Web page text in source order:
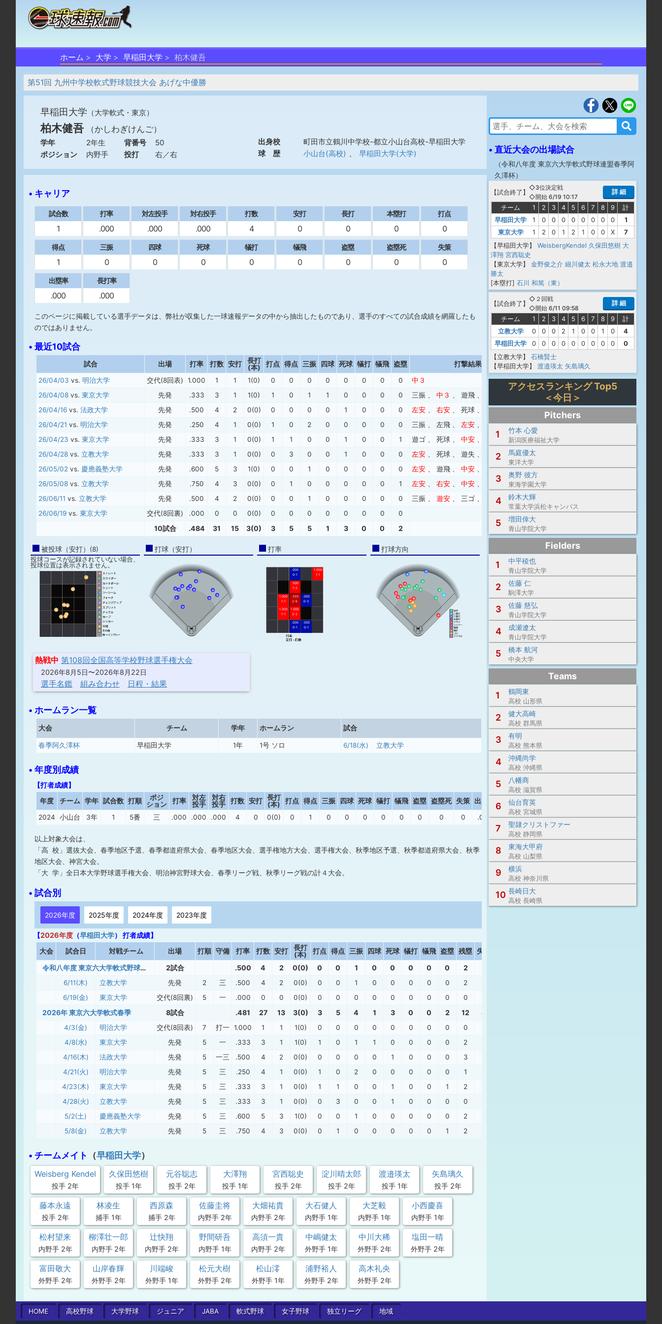
ホーム 大学 早稲田大学 柏木健吾
第51回 九州中学校軟式野球競技大会 あげな中優勝
早稲田大学 （大学軟式・東京）
柏木健吾 （かしわぎけんご）
学年 2年生 背番号
50
ポジション
内野手 投打 右／右
出身校
町田市立鶴川中学校-都立小山台高校-早稲田大学
球 歴
小山台(高校) 、 早稲田大学(大学)
• キャリア
試合数
1
打率
.000
対左投手
.000
対右投手
.000
打数
4
安打
0
長打
0
本塁打
0
打点
0
得点
1
三振
0
四球
0
死球
0
犠打
0
犠飛
0
盗塁
0
盗塁死
0
失策
0
出塁率
.000
長打率
.000
このページに掲載している選手データは、弊社が収集した一球速報データの中から抽出したものであり、選手のすべての試合成績を網羅したも
のではありません。
• 最近10試合
試合 出場 打率 打数 安打
長打
(本)
打点 得点 三振 四球 死球 犠打 犠飛 盗塁 打撃結果
26/04/03 vs. 明治大学 交代(8回表) 1.000 1 1 1(0) 0 0 0 0 0 0 0 0
中３
26/04/08 vs. 東京大学 先発 .333 3 1 1(0) 1 0 1 1 0 0 0 0 三振 中３ 遊飛
26/04/16 vs. 法政大学 先発 .500 4 2 0(0) 0 0 0 0 1 0 0 0 左安 右安 死球 一邪、左飛
26/04/21 vs. 明治大学 先発 .250 4 1 0(0) 1 0 2 0 0 0 0 0 三振 左飛 左安
三振
26/04/23 vs. 東京大学 先発 .333 3 1 0(0) 1 1 0 0 1 0 0 1 遊ゴ 死球 中安
左飛
26/04/28 vs. 立教大学 先発 .333 3 1 0(0) 0 3 0 0 1 0 0 0 左安 死球 遊失
遊ゴ
26/05/02 vs. 慶應義塾大学 先発 .600 5 3 1(0) 0 0 1 0 0 0 0 0 左安 遊飛 中安 三振、右２
26/05/08 vs. 立教大学 先発 .750 4 3 0(0) 0 1 0 0 0 0 0 1 左安 右安 中安
左飛
26/06/11 vs. 立教大学 先発 .500 4 2 0(0) 0 0 1 0 0 0 0 0 三振 遊安 三ゴ
中安
26/06/19 vs. 東京大学 交代(8回裏) .000 0 0 0(0) 0 0 0 0 0 0 0 0
10試合 .484 31 15 3(0) 3 5 5 1 3 0 0 2
被投球（安打）(8)
投球コースが記録されていない場合、
投球位置は表示されません。
打球（安打） 打率
.000
0-1
1.000
1-1
.500
1-2
1.000
1-1
.333
2-6
.000
0-3
1.000
1-1
1.000
2-2
.000
0-1
.000
0-1
打球方向
熱戦中 第108回全国高等学校野球選手権大会
2026年8月5日〜2026年8月22日
選手名鑑 組み合わせ 日程・結果
• ホームラン一覧
大会 チーム 学年 ホームラン 試合
春季阿久澤杯 早稲田大学 1年 1号 ソロ 6/18(水) 立教大学
• 年度別成績
【打者成績】
年度 チーム 学年 試合数 打順
ポジ
ション
打率
対左
投手
対右
投手
打数 安打 長打
(本)
打点 得点 三振 四球 死球 犠打 犠飛 盗塁 盗塁死 失策 出塁率 長打率
2024 小山台 3年 1 5番 三 .000 .000 .000 4 0 0(0) 0 1 0 0 0 0 0 0 0 0 .000 .000
以上対象大会は、
「高 校」選抜大会、春季地区予選、春季都道府県大会、春季地区大会、選手権地方大会、選手権大会、秋季地区予選、秋季都道府県大会、秋季
地区大会、神宮大会。
「大 学」全日本大学野球選手権大会、明治神宮野球大会、春季リーグ戦、秋季リーグ戦の計４大会。
• 試合別
2026年度 2025年度 2024年度 2023年度
【2026年度 （早稲田大学） 打者成績】
大会 試合日 対戦チーム 出場 打順 守備 打率 打数 安打
長打
(本)
打点 得点 三振 四球 死球 犠打 犠飛 盗塁 残塁 失策
令和八年度 東京六大学軟式野球連盟春季阿久澤杯 2試合 .500 4 2 0(0) 0 0 1 0 0 0 0 0 2
6/11(木) 立教大学 先発 2 三 .500 4 2 0(0) 0 0 1 0 0 0 0 0 2
6/19(金)
東京大学 交代(8回裏) 5 一 .000 0 0 0(0) 0 0 0 0 0 0 0 0 0
2026年 東京六大学軟式春季 8試合 .481 27 13 3(0) 3 5 4 1 3 0 0 2 12 4
4/3(金) 明治大学 交代(8回表) 7 打一 1.000 1 1 1(0) 0 0 0 0 0 0 0 0 0
4/8(水)
東京大学 先発 5 一 .333 3 1 1(0) 1 0 1 1 0 0 0 0 2
4/16(木)
法政大学 先発 5 一三 .500 4 2 0(0) 0 0 0 0 1 0 0 0 3
4/21(火)
明治大学 先発 5 三 .250 4 1 0(0) 1 0 2 0 0 0 0 0 1
4/23(木)
東京大学 先発 5 三 .333 3 1 0(0) 1 1 0 0 1 0 0 1 2
4/28(火)
立教大学 先発 5 三 .333 3 1 0(0) 0 3 0 0 1 0 0 0 0
5/2(土)
慶應義塾大学 先発 5 三 .600 5 3 1(0) 0 0 1 0 0 0 0 0 2
5/8(金)
立教大学 先発 5 三 .750 4 3 0(0) 0 1 0 0 0 0 0 1 2
• チームメイト （早稲田大学）
Weisberg Kendel
投手 2年
久保田悠樹
投手 1年
元谷聡志
投手 2年
大澤翔
投手 1年
宮西聡史
投手 2年
淀川晴太郎
投手 2年
渡邉瑛太
投手 1年
矢島璃久
投手 2年
藤本永遠
投手 2年
林凌生
捕手 1年
西原森
捕手 2年
佐藤圭将
内野手 2年
大畑祐貴
内野手 2年
大石健人
内野手 1年
大芝毅
内野手 1年
小西慶喜
内野手 1年
松村望来
内野手 2年
柳澤壮一郎
内野手 2年
辻快翔
内野手 2年
野間研吾
内野手 1年
高須一貴
内野手 2年
中嶋健太
外野手 1年
中川大稀
外野手 2年
塩田一晴
外野手 2年
富田敬大
外野手 2年
山岸春輝
外野手 2年
川端峻
外野手 1年
松元大樹
外野手 2年
松山澪
外野手 1年
浦野裕人
外野手 2年
高木礼央
外野手 2年
• 直近大会の出場試合
（令和八年度 東京六大学軟式野球連盟春季阿
久澤杯）
【試合終了 】
◇3位決定戦
◇開始 6/19 10:17
詳 細
チーム 1 2 3 4 5 6 7 8 9
計
早稲田大学
1 0 0 0 0 0 0 0 0
1
東京大学
1 2 0 1 2 1 0 0 X
7
【早稲田大学】
WeisbergKendel 久保田悠樹 大
澤翔 宮西聡史
【東京大学】
金野俊之介 細川健太 松永大地 渡邉
勝太
[本塁打] 石川 和篤（東）
【試合終了 】
◇２回戦
◇開始 6/11 09:58
詳 細
チーム 1 2 3 4 5 6 7 8 9
計
立教大学
0 0 0 2 1 0 0 1 0
4
早稲田大学
0 0 0 0 0 0 0 0 0
0
【立教大学】
石橋賢士
【早稲田大学】
渡邉瑛太 矢島璃久
アクセスランキング Top5
＜今日＞
Pitchers
1
竹本 心愛
新潟医療福祉大学
2 馬庭優太
東洋大学
3 奥野 彼方
東海学園大学
4 鈴木大輝
常葉大学浜松キャンパス
5 増田倖大
青山学院大学
Fielders
1
中平稜也
青山学院大学
2 佐藤 仁
駒澤大学
3 佐藤 慈弘
青山学院大学
4 成瀬遼太
青山学院大学
5 橋本 航河
中央大学
Teams
1
鶴岡東
高校 山形県
2 健大高崎
高校 群馬県
3 有明
高校 熊本県
4 沖縄尚学
高校 沖縄県
5 八幡商
高校 滋賀県
6 仙台育英
高校 宮城県
7 聖隷クリストファー
高校 静岡県
8 東海大甲府
高校 山梨県
9 横浜
高校 神奈川県
10 長崎日大
高校 長崎県
HOME 高校野球 大学野球 ジュニア JABA 軟式野球 女子野球 独立リーグ 地域